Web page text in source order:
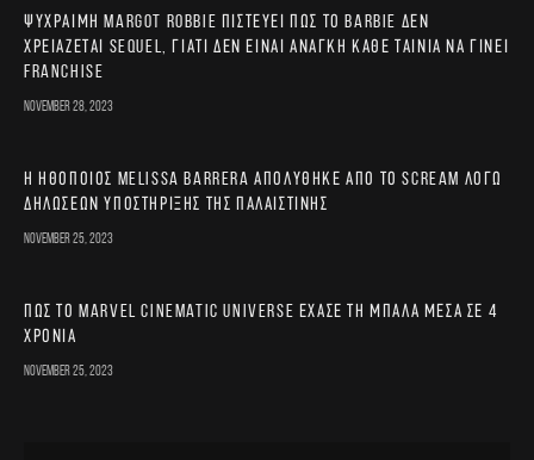
Ψύχραιμη Margot Robbie πιστεύει πως το Barbie δεν
χρειάζεται sequel, γιατί δεν είναι ανάγκη κάθε ταινία να γίνει
franchise
November 28, 2023
Η ηθοποιός Melissa Barrera απολύθηκε από το Scream λόγω
δηλώσεων υποστήριξης της Παλαιστίνης
November 25, 2023
Πώς το Marvel Cinematic Universe έχασε τη μπάλα μέσα σε 4
χρόνια
November 25, 2023